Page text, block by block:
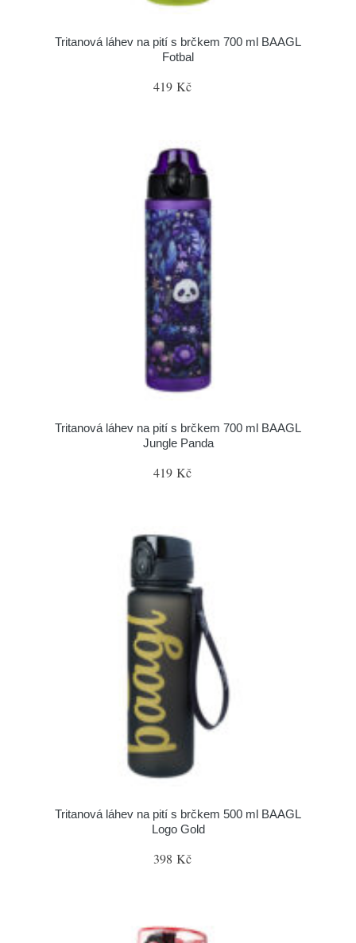
Tritanová láhev na pití s brčkem 700 ml BAAGL
Fotbal
419 Kč
Tritanová láhev na pití s brčkem 700 ml BAAGL
Jungle Panda
419 Kč
Tritanová láhev na pití s brčkem 500 ml BAAGL
Logo Gold
398 Kč